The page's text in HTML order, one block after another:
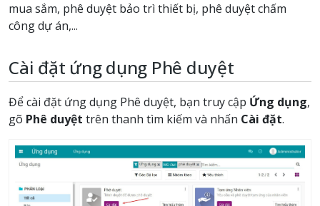
mua sắm, phê duyệt bảo trì thiết bị, phê duyệt chấm
công dự án,...
Cài đặt ứng dụng Phê duyệt
Để cài đặt ứng dụng Phê duyệt, bạn truy cập Ứng dụng,
gõ Phê duyệt trên thanh tìm kiếm và nhấn Cài đặt.